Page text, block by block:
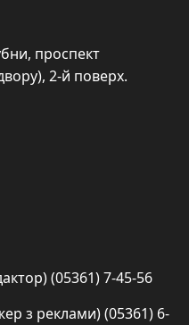
проспект
2-й поверх.
(05361) 7-45-56
з реклами) (05361) 6-